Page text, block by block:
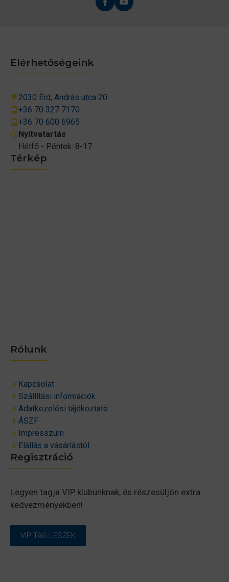
Térkép
Rólunk
Kapcsolat
Szállítási információk
Adatkezelési tájékoztató
ÁSZF
Impresszum
Elállás a vásárlástól
Elérhetőségeink
2030 Érd, András utca 20.
+36 70 327 7170
+36 70 600 6965
Nyitvatartás
Hétfő - Péntek: 8-17
Regisztráció
Legyen tagja VIP klubunknak, és részesüljön extra
kedvezményekben!
VIP TAG LESZEK